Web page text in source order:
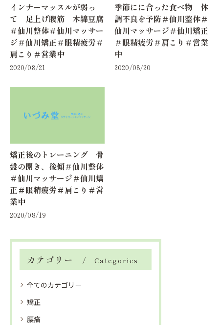
インナーマッスルが弱っ
て 足上げ腹筋 木綿豆腐
＃仙川整体＃仙川マッサー
ジ＃仙川矯正＃眼精疲労＃
肩こり＃営業中
2020/08/21
季節にに合った食べ物 体
調不良を予防＃仙川整体＃
仙川マッサージ＃仙川矯正
＃眼精疲労＃肩こり＃営業
中
2020/08/20
矯正後のトレーニング 骨
盤の開き、後傾＃仙川整体
＃仙川マッサージ＃仙川矯
正＃眼精疲労＃肩こり＃営
業中
2020/08/19
カテゴリー Categories
全てのカテゴリー
矯正
腰痛